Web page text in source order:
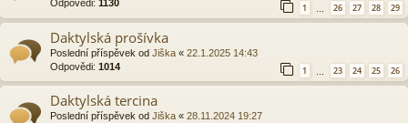
Odpovědi: 1130 1 26 27 28 29
Daktylská prošívka
Poslední příspěvek od Jiška « 22.1.2025 14:43
Odpovědi: 1014 1 … 23 24 25 26
Daktylská tercina
Poslední příspěvek od Jiška « 28.11.2024 19:27